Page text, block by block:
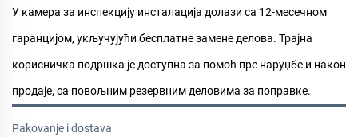
У камера за инспекцију инсталација долази са 12-месечном
гаранцијом, укључујући бесплатне замене делова. Трајна
корисничка подршка је доступна за помоћ пре наруџбе и након
продаје, са повољним резервним деловима за поправке.
Pakovanje i dostava